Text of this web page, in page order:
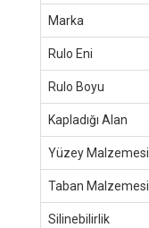
Marka
Rulo Eni
Rulo Boyu
Kapladığı Alan
Yüzey Malzemesi
Taban Malzemesi
Silinebilirlik